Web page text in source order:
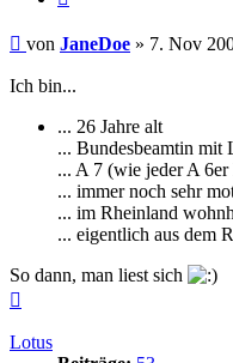
Beitrag
von JaneDoe » 7. Nov
Ich bin...
... 26 Jahre alt
... Bundesbeamtin mit
... A 7 (wie jeder A
... immer noch sehr
... im Rheinland
... eigentlich aus dem
So dann, man liest sich
Lotus